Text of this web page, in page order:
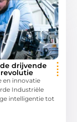
drijvende
en innovatie
Industriële
intelligentie tot